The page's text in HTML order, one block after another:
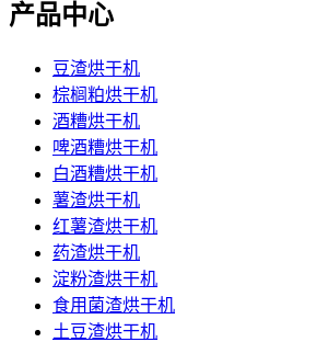
产品中心
豆渣烘干机
棕榈粕烘干机
酒糟烘干机
啤酒糟烘干机
白酒糟烘干机
薯渣烘干机
红薯渣烘干机
药渣烘干机
淀粉渣烘干机
食用菌渣烘干机
土豆渣烘干机